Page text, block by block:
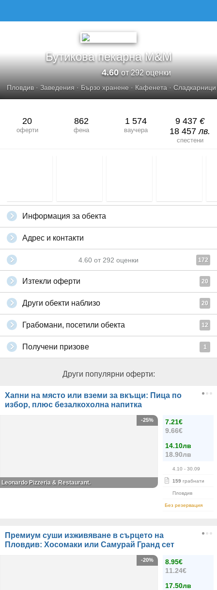
Бутикова пекарна M&M
4.60от 292 оценки
Пловдив· Заведения · Бързо хранене · Кафенета · Сладкарници
20
оферти
862
фена
1 574
ваучера
9 437 €
18 457лв.
спестени
Информация за обекта
Адрес и контакти
4.60 от 292 оценки 172
Изтекли оферти 20
Други обекти наблизо 20
Грабомани, посетили обекта 12
Получени призове 1
Други популярни оферти:
Хапни на място или вземи за вкъщи: Пица по
избор, плюс безалкохолна напитка
7.21€
9.66€
14.10лв
18.90лв
4.10 - 30.09
159 грабнати
Пловдив
Без резервация
-25%
Leonardo Pizzeria & Restaurant.
Премиум суши изживяване в сърцето на
Пловдив: Хосомаки или Самурай Гранд сет
8.95€
11.24€
17.50лв
-20%